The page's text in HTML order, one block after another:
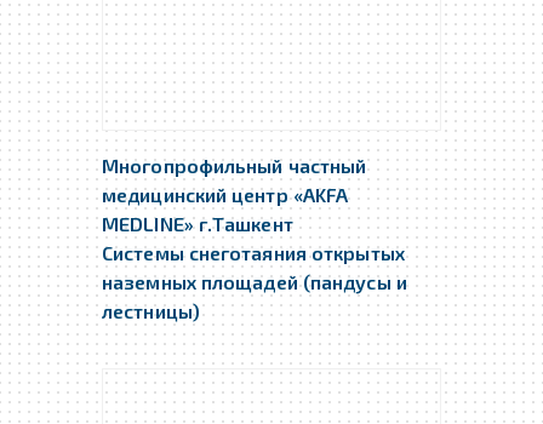
Многопрофильный частный
медицинский центр «AKFA
MEDLINE» г.Ташкент
Системы снеготаяния открытых
наземных площадей (пандусы и
лестницы)